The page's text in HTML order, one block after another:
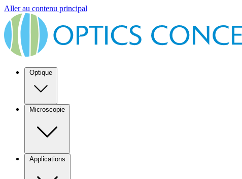
Aller au contenu principal
Optique
Microscopie
Applications